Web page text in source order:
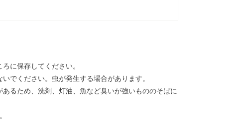
に保存してください。
でください。虫が発生する場合があります。
るため、洗剤、灯油、魚など臭いが強いもののそばに